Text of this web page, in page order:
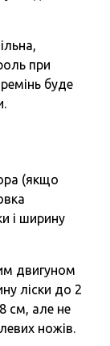
при
буде
(якщо
і ширину
двигуном
ліски до 2
см, але не
ножів.